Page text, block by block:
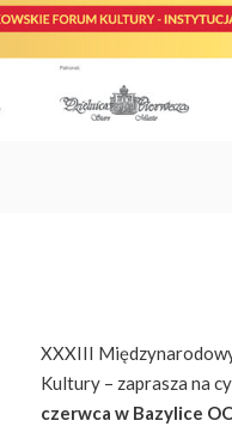
XXXIII
Kultury – zaprasza na
czerwca w Bazylice